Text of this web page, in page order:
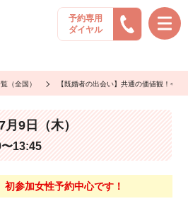
予約専用
ダイヤル
（全国） 【既婚者の出会い】共通の価値観！今
月9日（木）
13:45
初参加女性予約中心です！